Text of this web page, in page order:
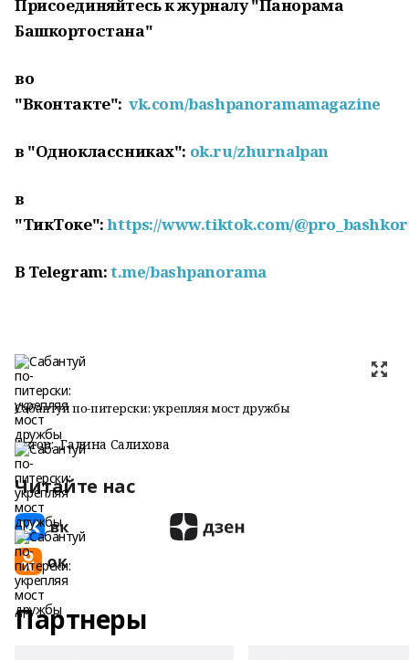
Присоединяйтесь к журналу "Панорама
Башкортостана"
во
"Вконтакте":vk.com/bashpanoramamagazine
в "Одноклассниках": ok.ru/zhurnalpan
в
"ТикТоке":https://www.tiktok.com/
В Telegram:t.me/bashpanorama
Сабантуй по-питерски: укрепляя мост дружбы
Автор: Галина Салихова
Читайте нас
Партнеры